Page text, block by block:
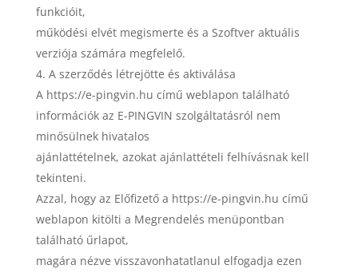
funkcióit,
működési elvét megismerte és a Szoftver aktuális
verziója számára megfelelő.
A szerződés létrejötte és aktiválása
A https://e-pingvin.hu című weblapon található
információk az E-PINGVIN szolgáltatásról nem
minősülnek hivatalos
ajánlattételnek, azokat ajánlattételi felhívásnak kell
tekinteni.
Azzal, hogy az Előfizető a https://e-pingvin.hu című
weblapon kitölti a Megrendelés menüpontban
található űrlapot,
magára nézve visszavonhatatlanul elfogadja ezen